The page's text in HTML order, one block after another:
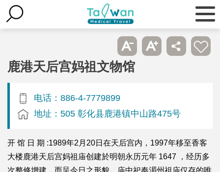
鹿港天后宫妈祖文物馆
电话：886-4-7779899
地址：505 彰化县鹿港镇中山路475号
开 馆 日 期 :1989年2月20日在天后宫内，1997年移至香客
大楼鹿港天后宫妈祖庙创建於明朝永历元年 1647 ，经历多
次整修增建，而呈今日之形貌。庙中祀奉湄州祖庙仅存的唯